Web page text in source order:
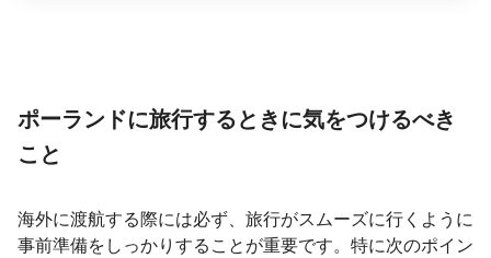
ポーランドに旅行するときに気をつけるべき
こと
海外に渡航する際には必ず、旅行がスムーズに行くように
事前準備をしっかりすることが重要です。特に次のポイン